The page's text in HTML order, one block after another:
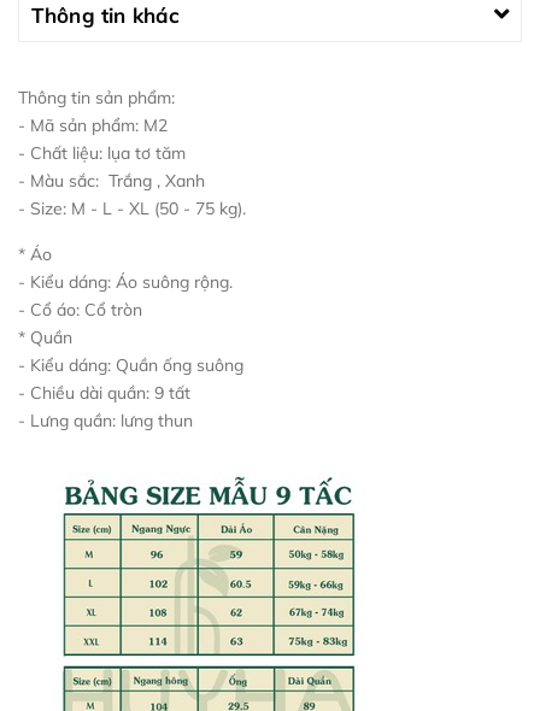
Thông tin khác
Thông tin sản phẩm:
- Mã sản phẩm: M2
- Chất liệu: lụa tơ tăm
- Màu sắc: Trắng , Xanh
- Size: M - L - XL (50 - 75 kg).
* Áo
- Kiểu dáng: Áo suông rộng.
- Cổ áo: Cổ tròn
* Quần
- Kiểu dáng: Quần ống suông
- Chiều dài quần: 9 tất
- Lưng quần: lưng thun